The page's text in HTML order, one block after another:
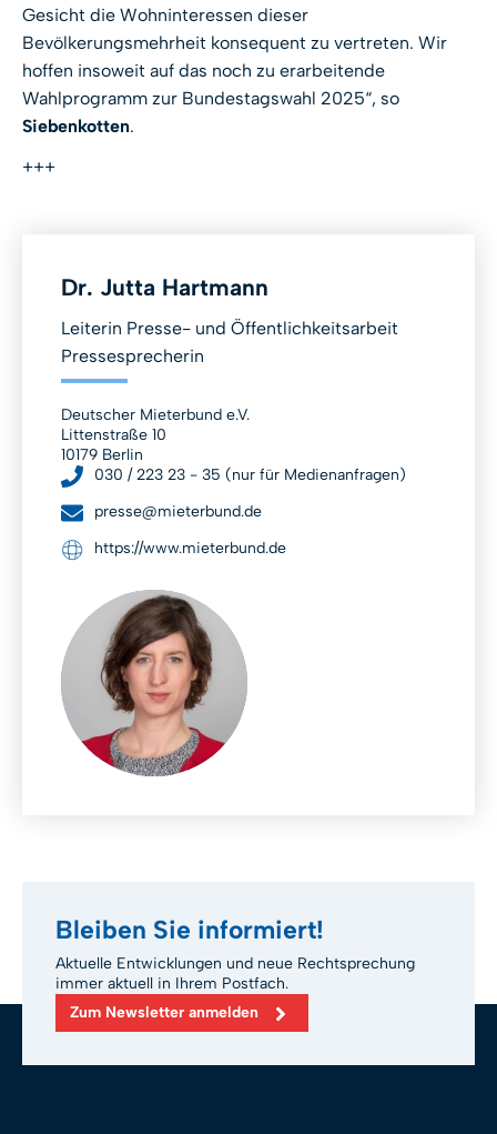
Gesicht die Wohninteressen dieser
Bevölkerungsmehrheit konsequent zu vertreten. Wir
hoffen insoweit auf das noch zu erarbeitende
Wahlprogramm zur Bundestagswahl 2025“, so
Siebenkotten.
+++
Dr. Jutta Hartmann
Leiterin Presse- und Öffentlichkeitsarbeit
Pressesprecherin
Deutscher Mieterbund e.V.
Littenstraße 10
10179 Berlin
030 / 223 23 - 35 (nur für Medienanfragen)
presse@mieterbund.de
https://www.mieterbund.de
Bleiben Sie informiert!
Aktuelle Entwicklungen und neue Rechtsprechung
immer aktuell in Ihrem Postfach.
Zum Newsletter anmelden